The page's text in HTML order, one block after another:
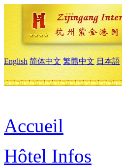
English 简体中文 繁體中文 日本語
Accueil
Hôtel Infos